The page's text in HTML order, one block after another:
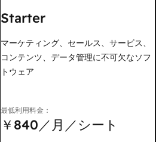
Starter
マーケティング、セールス、サービス、
コンテンツ、データ管理に不可欠なソフ
トウェア
最低利用料金：
￥840／月／シート